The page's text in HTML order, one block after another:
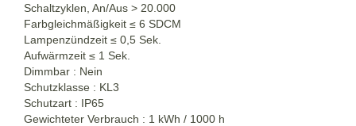
Schaltzyklen, An/Aus > 20.000
Farbgleichmäßigkeit ≤ 6 SDCM
Lampenzündzeit ≤ 0,5 Sek.
Aufwärmzeit ≤ 1 Sek.
Dimmbar : Nein
Schutzklasse : KL3
Schutzart : IP65
Gewichteter Verbrauch : 1 kWh / 1000 h